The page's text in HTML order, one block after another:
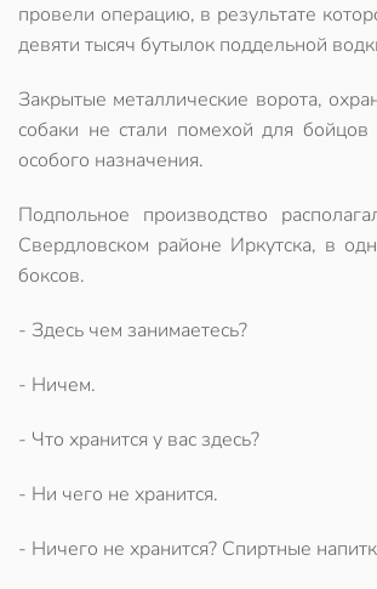
провели операцию, в результате
девяти тысяч бутылок поддельной
Закрытые металлические ворота,
собаки не стали помехой для бойцов
особого назначения.
Подпольное производство
Свердловском районе Иркутска, в
боксов.
- Здесь чем занимаетесь?
- Ничем.
- Что хранится у вас здесь?
- Ни чего не хранится.
- Ничего не хранится? Спиртные